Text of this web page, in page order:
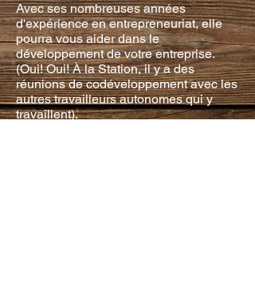
Avec ses nombreuses années
d'expérience en entrepreneuriat, elle
pourra vous aider dans le
développement de votre entreprise.
(Oui! Oui! À la Station, il y a des
réunions de codéveloppement avec les
autres travailleurs autonomes qui y
travaillent).